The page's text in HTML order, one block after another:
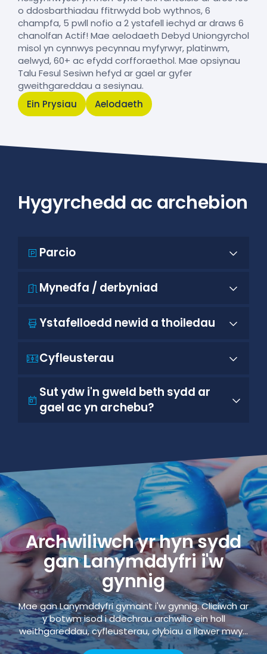
o ddosbarthiadau ffitrwydd bob wythnos, 6
champfa, 5 pwll nofio a 2 ystafell iechyd ar draws 6
chanolfan Actif! Mae aelodaeth Debyd Uniongyrchol
misol yn cynnwys pecynnau myfyrwyr, platinwm,
aelwyd, 60+ ac efydd corfforaethol. Mae opsiynau
Talu Fesul Sesiwn hefyd ar gael ar gyfer
gweithgareddau a sesiynau.
Ein Prysiau
Aelodaeth
Hygyrchedd ac archebion
Parcio
Mynedfa / derbyniad
Ystafelloedd newid a thoiledau
Cyfleusterau
Sut ydw i'n gweld beth sydd ar
gael ac yn archebu?
Archwiliwch yr hyn sydd
gan Lanymddyfri i'w
gynnig
Mae gan Lanymddyfri gymaint i'w gynnig. Cliciwch ar
y botwm isod i ddechrau archwilio ein holl
weithgareddau, cyfleusterau, clybiau a llawer mwy...